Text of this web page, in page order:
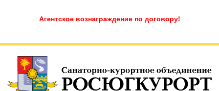
Агентское вознаграждение по договору!